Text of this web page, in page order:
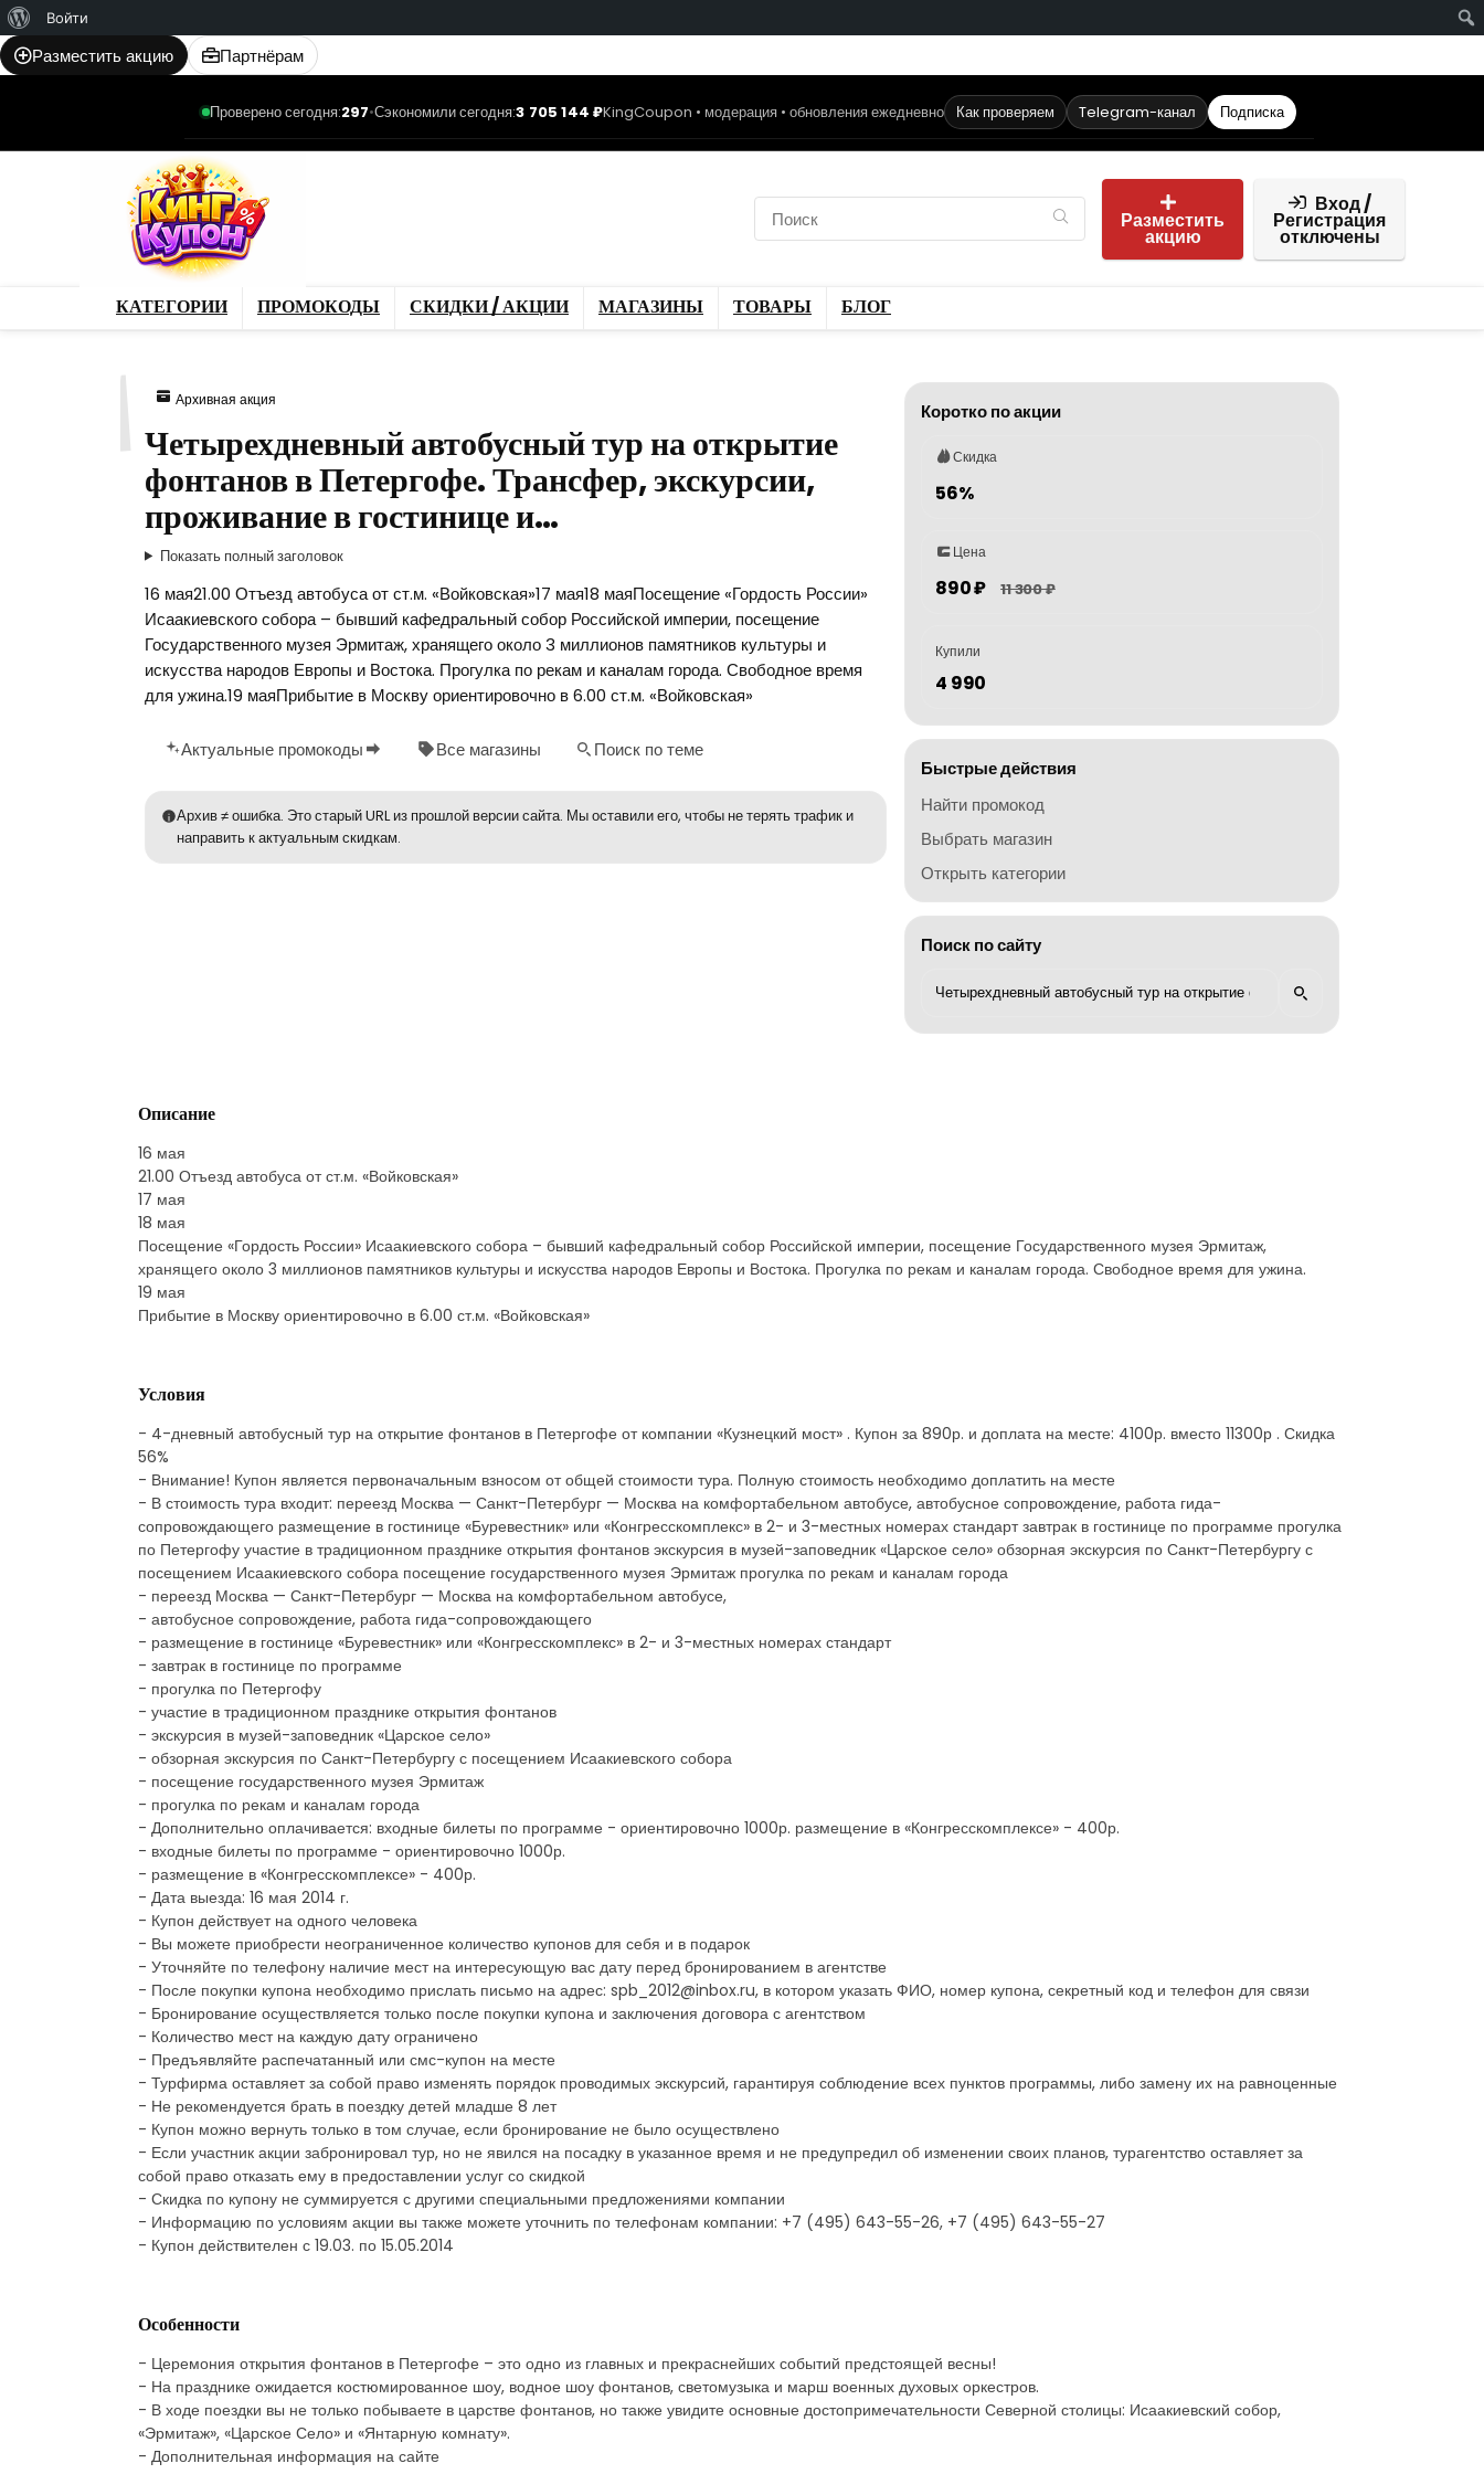
WordPress
Войти
Разместить акцию Партнёрам
Проверено сегодня:297•Сэкономили сегодня:3 705 144 ₽KingCoupon • модерация • обновления ежедневно Как проверяем Telegram-канал Подписка
Разместить
акцию
Вход /
Регистрация
отключены
КАТЕГОРИИ ПРОМОКОДЫ СКИДКИ / АКЦИИ МАГАЗИНЫ ТОВАРЫ БЛОГ
Архивная акция
Четырехдневный автобусный тур на открытие
фонтанов в Петергофе. Трансфер, экскурсии,
проживание в гостинице и…
Показать полный заголовок
16 мая21.00 Отъезд автобуса от ст.м. «Войковская»17 мая18 маяПосещение «Гордость России»
Исаакиевского собора – бывший кафедральный собор Российской империи, посещение
Государственного музея Эрмитаж, хранящего около 3 миллионов памятников культуры и
искусства народов Европы и Востока. Прогулка по рекам и каналам города. Свободное время
для ужина.19 маяПрибытие в Москву ориентировочно в 6.00 ст.м. «Войковская»
Актуальные промокоды Все магазины Поиск по теме
Архив ≠ ошибка. Это старый URL из прошлой версии сайта. Мы оставили его, чтобы не терять трафик и
направить к актуальным скидкам.
Коротко по акции
Скидка
56%
Цена
890 ₽ 11 300 ₽
Купили
4 990
Быстрые действия
Найти промокод
Выбрать магазин
Открыть категории
Поиск по сайту
Описание
16 мая
21.00 Отъезд автобуса от ст.м. «Войковская»
17 мая
18 мая
Посещение «Гордость России» Исаакиевского собора – бывший кафедральный собор Российской империи, посещение Государственного музея Эрмитаж,
хранящего около 3 миллионов памятников культуры и искусства народов Европы и Востока. Прогулка по рекам и каналам города. Свободное время для ужина.
19 мая
Прибытие в Москву ориентировочно в 6.00 ст.м. «Войковская»
Условия
- 4-дневный автобусный тур на открытие фонтанов в Петергофе от компании «Кузнецкий мост» . Купон за 890р. и доплата на месте: 4100р. вместо 11300р . Скидка
56%
- Внимание! Купон является первоначальным взносом от общей стоимости тура. Полную стоимость необходимо доплатить на месте
- В стоимость тура входит: переезд Москва — Санкт-Петербург — Москва на комфортабельном автобусе, автобусное сопровождение, работа гида-
сопровождающего размещение в гостинице «Буревестник» или «Конгресскомплекс» в 2- и 3-местных номерах стандарт завтрак в гостинице по программе прогулка
по Петергофу участие в традиционном празднике открытия фонтанов экскурсия в музей-заповедник «Царское село» обзорная экскурсия по Санкт-Петербургу с
посещением Исаакиевского собора посещение государственного музея Эрмитаж прогулка по рекам и каналам города
- переезд Москва — Санкт-Петербург — Москва на комфортабельном автобусе,
- автобусное сопровождение, работа гида-сопровождающего
- размещение в гостинице «Буревестник» или «Конгресскомплекс» в 2- и 3-местных номерах стандарт
- завтрак в гостинице по программе
- прогулка по Петергофу
- участие в традиционном празднике открытия фонтанов
- экскурсия в музей-заповедник «Царское село»
- обзорная экскурсия по Санкт-Петербургу с посещением Исаакиевского собора
- посещение государственного музея Эрмитаж
- прогулка по рекам и каналам города
- Дополнительно оплачивается: входные билеты по программе - ориентировочно 1000р. размещение в «Конгресскомплексе» - 400р.
- входные билеты по программе - ориентировочно 1000р.
- размещение в «Конгресскомплексе» - 400р.
- Дата выезда: 16 мая 2014 г.
- Купон действует на одного человека
- Вы можете приобрести неограниченное количество купонов для себя и в подарок
- Уточняйте по телефону наличие мест на интересующую вас дату перед бронированием в агентстве
- После покупки купона необходимо прислать письмо на адрес: spb_2012@inbox.ru, в котором указать ФИО, номер купона, секретный код и телефон для связи
- Бронирование осуществляется только после покупки купона и заключения договора с агентством
- Количество мест на каждую дату ограничено
- Предъявляйте распечатанный или смс-купон на месте
- Турфирма оставляет за собой право изменять порядок проводимых экскурсий, гарантируя соблюдение всех пунктов программы, либо замену их на равноценные
- Не рекомендуется брать в поездку детей младше 8 лет
- Купон можно вернуть только в том случае, если бронирование не было осуществлено
- Если участник акции забронировал тур, но не явился на посадку в указанное время и не предупредил об изменении своих планов, турагентство оставляет за
собой право отказать ему в предоставлении услуг со скидкой
- Скидка по купону не суммируется с другими специальными предложениями компании
- Информацию по условиям акции вы также можете уточнить по телефонам компании: +7 (495) 643-55-26, +7 (495) 643-55-27
- Купон действителен с 19.03. по 15.05.2014
Особенности
- Церемония открытия фонтанов в Петергофе – это одно из главных и прекраснейших событий предстоящей весны!
- На празднике ожидается костюмированное шоу, водное шоу фонтанов, светомузыка и марш военных духовых оркестров.
- В ходе поездки вы не только побываете в царстве фонтанов, но также увидите основные достопримечательности Северной столицы: Исаакиевский собор,
«Эрмитаж», «Царское Село» и «Янтарную комнату».
- Дополнительная информация на сайте